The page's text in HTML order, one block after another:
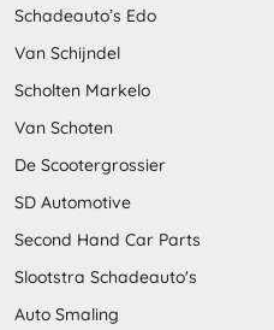
Schadeauto’s Edo
Van Schijndel
Scholten Markelo
Van Schoten
De Scootergrossier
SD Automotive
Second Hand Car Parts
Slootstra Schadeauto's
Auto Smaling